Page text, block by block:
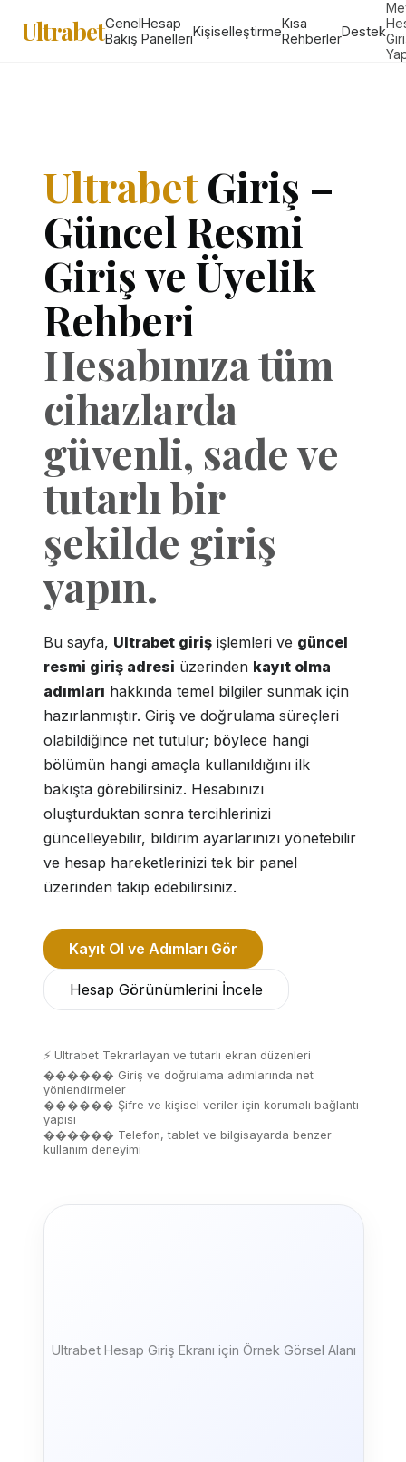
UltrabetGenel
Bakış
Hesap
PanelleriKişiselleştirmeKısa
RehberlerDestek
UltrabetGiriş –
Güncel Resmi
Giriş ve Üyelik
Rehberi
Hesabınıza tüm
cihazlarda
güvenli, sade ve
tutarlı bir
şekilde giriş
yapın.
Bu sayfa, Ultrabet giriş işlemleri ve güncel
resmi giriş adresi üzerinden kayıt olma
adımları hakkında temel bilgiler sunmak için
hazırlanmıştır. Giriş ve doğrulama süreçleri
olabildiğince net tutulur; böylece hangi
bölümün hangi amaçla kullanıldığını ilk
bakışta görebilirsiniz. Hesabınızı
oluşturduktan sonra tercihlerinizi
güncelleyebilir, bildirim ayarlarınızı yönetebilir
ve hesap hareketlerinizi tek bir panel
üzerinden takip edebilirsiniz.
Kayıt Ol ve Adımları Gör
Hesap Görünümlerini İncele
⚡ Ultrabet Tekrarlayan ve tutarlı ekran düzenleri
������ Giriş ve doğrulama adımlarında net
yönlendirmeler
������ Şifre ve kişisel veriler için korumalı bağlantı
yapısı
������ Telefon, tablet ve bilgisayarda benzer
kullanım deneyimi
Ultrabet Hesap Giriş Ekranı için Örnek Görsel Alanı